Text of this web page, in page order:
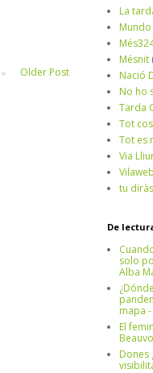
Older Post
La
Mésnit
Nació
No ho
Tarda
Tot
Tot es
Via
Vilaweb
tu diràs
De
solo
Alba
mapa
El
Dones